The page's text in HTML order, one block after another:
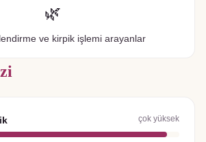
🌿
ve kirpik işlemi arayanlar
çok yüksek